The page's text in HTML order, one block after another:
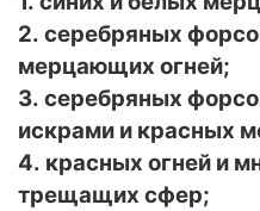
2. серебряных
мерцающих огней;
3. серебряных
искрами и красных
4. красных огней и
трещащих сфер;